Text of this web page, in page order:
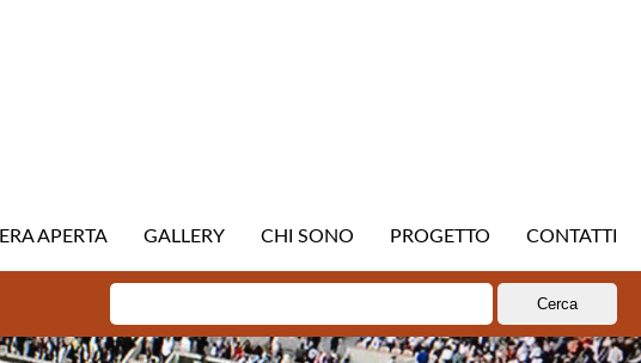
APERTA GALLERY CHI SONO PROGETTO CONTATTI
per: